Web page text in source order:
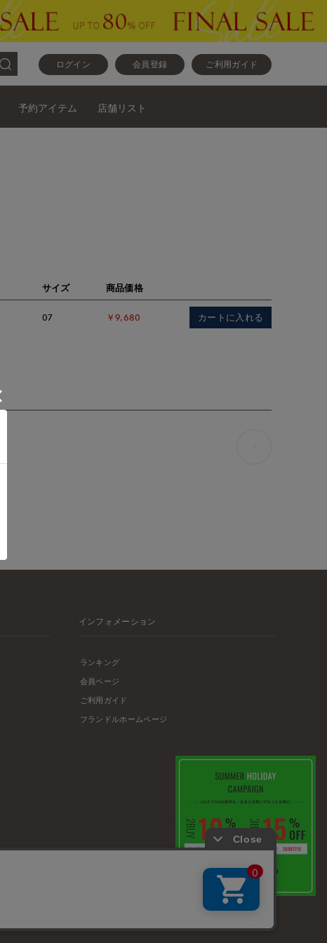
ログイン 会員登録 ご利用ガイド
予約アイテム 店舗リスト
サイズ 商品価格
07 ￥9,680 カートに入れる
インフォメーション
ランキング
会員ページ
ご利用ガイド
フランドルホームページ